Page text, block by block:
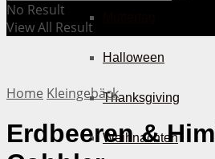
Halloween
Thanksgiving
Weihnachten
No Result
View All Result
Home Kleingebäck
Erdbeeren &